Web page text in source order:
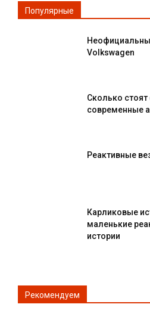
Популярные
Volkswagen
Сколько
современные
Реактивные
Карликовые
маленькие
истории
Рекомендуем